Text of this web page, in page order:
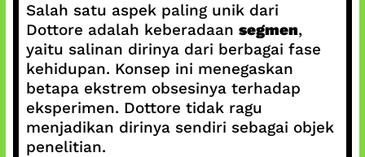
Salah satu aspek paling unik dari
Dottore adalah keberadaan segmen,
yaitu salinan dirinya dari berbagai fase
kehidupan. Konsep ini menegaskan
betapa ekstrem obsesinya terhadap
eksperimen. Dottore tidak ragu
menjadikan dirinya sendiri sebagai objek
penelitian.